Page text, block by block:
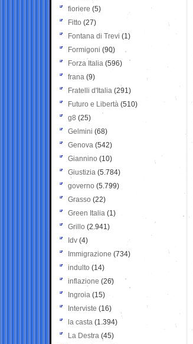
fioriere (5)
Fitto (27)
Fontana di Trevi (1)
Formigoni (90)
Forza Italia (596)
frana (9)
Fratelli d'Italia (291)
Futuro e Libertà (510)
g8 (25)
Gelmini (68)
Genova (542)
Giannino (10)
Giustizia (5.784)
governo (5.799)
Grasso (22)
Green Italia (1)
Grillo (2.941)
Idv (4)
Immigrazione (734)
indulto (14)
inflazione (26)
Ingroia (15)
Interviste (16)
la casta (1.394)
La Destra (45)